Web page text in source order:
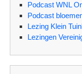
Podcast WNL
Podcast
Lezing Klein
Lezingen